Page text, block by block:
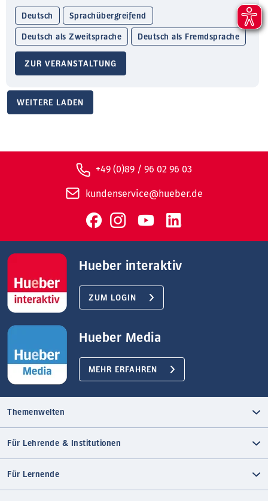
Deutsch Sprachübergreifend
Deutsch als Zweitsprache Deutsch als Fremdsprache
ZUR VERANSTALTUNG
WEITERE LADEN
+49 (0)89 / 96 02 96 03
kundenservice@hueber.de
Hueber interaktiv
ZUM LOGIN
Hueber Media
MEHR ERFAHREN
Themenwelten
Für Lehrende & Institutionen
Für Lernende